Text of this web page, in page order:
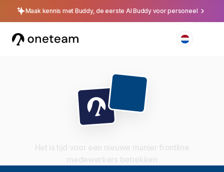
Maak kennis met Buddy, de eerste AI Buddy voor personeel